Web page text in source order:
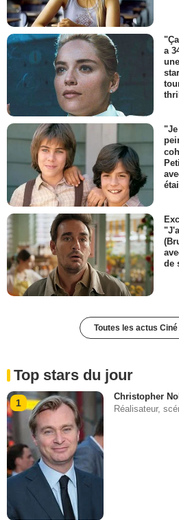
a
de
Toutes les actus
Top stars du jour
1
Christopher
Réalisateur,